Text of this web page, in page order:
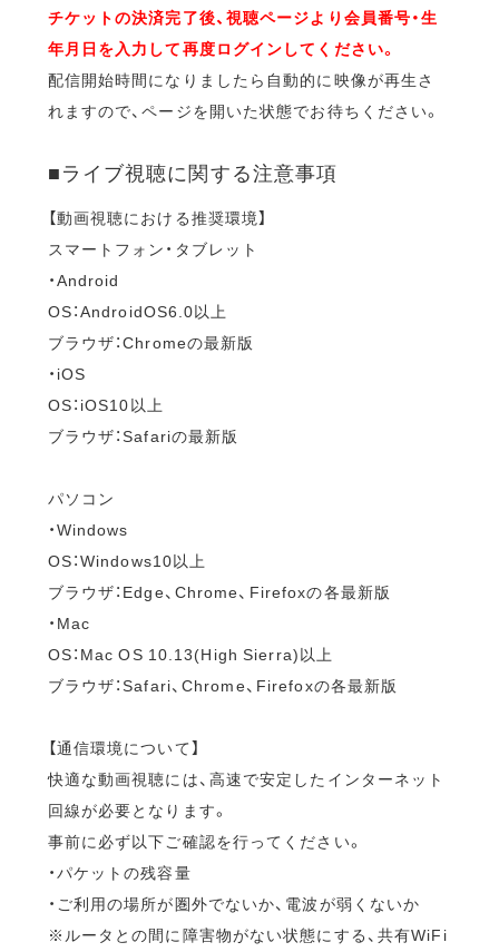
チケットの決済完了後、視聴ページより会員番号・生
年月日を入力して再度ログインしてください。
配信開始時間になりましたら自動的に映像が再生さ
れますので、ページを開いた状態でお待ちください。
■ライブ視聴に関する注意事項
【動画視聴における推奨環境】
スマートフォン・タブレット
・Android
OS：AndroidOS6.0以上
ブラウザ：Chromeの最新版
・iOS
OS：iOS10以上
ブラウザ：Safariの最新版
パソコン
・Windows
OS：Windows10以上
ブラウザ：Edge、Chrome、Firefoxの各最新版
・Mac
OS：Mac OS 10.13(High Sierra)以上
ブラウザ：Safari、Chrome、Firefoxの各最新版
【通信環境について】
快適な動画視聴には、高速で安定したインターネット
回線が必要となります。
事前に必ず以下ご確認を行ってください。
・パケットの残容量
・ご利用の場所が圏外でないか、電波が弱くないか
※ルータとの間に障害物がない状態にする、共有WiFi